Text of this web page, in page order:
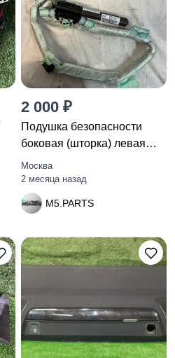
2 000 ₽
Подушка безопасности
боковая (шторка) левая
BMW 3
Москва
2 месяца назад
M5.PARTS